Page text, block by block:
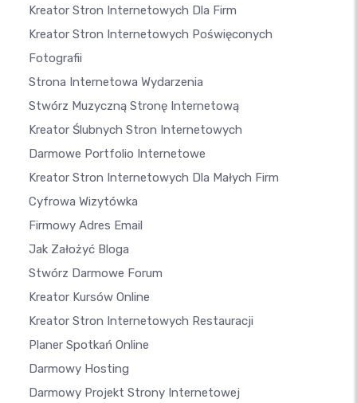
Kreator Stron Internetowych Dla Firm
Kreator Stron Internetowych Poświęconych
Fotografii
Strona Internetowa Wydarzenia
Stwórz Muzyczną Stronę Internetową
Kreator Ślubnych Stron Internetowych
Darmowe Portfolio Internetowe
Kreator Stron Internetowych Dla Małych Firm
Cyfrowa Wizytówka
Firmowy Adres Email
Jak Założyć Bloga
Stwórz Darmowe Forum
Kreator Kursów Online
Kreator Stron Internetowych Restauracji
Planer Spotkań Online
Darmowy Hosting
Darmowy Projekt Strony Internetowej